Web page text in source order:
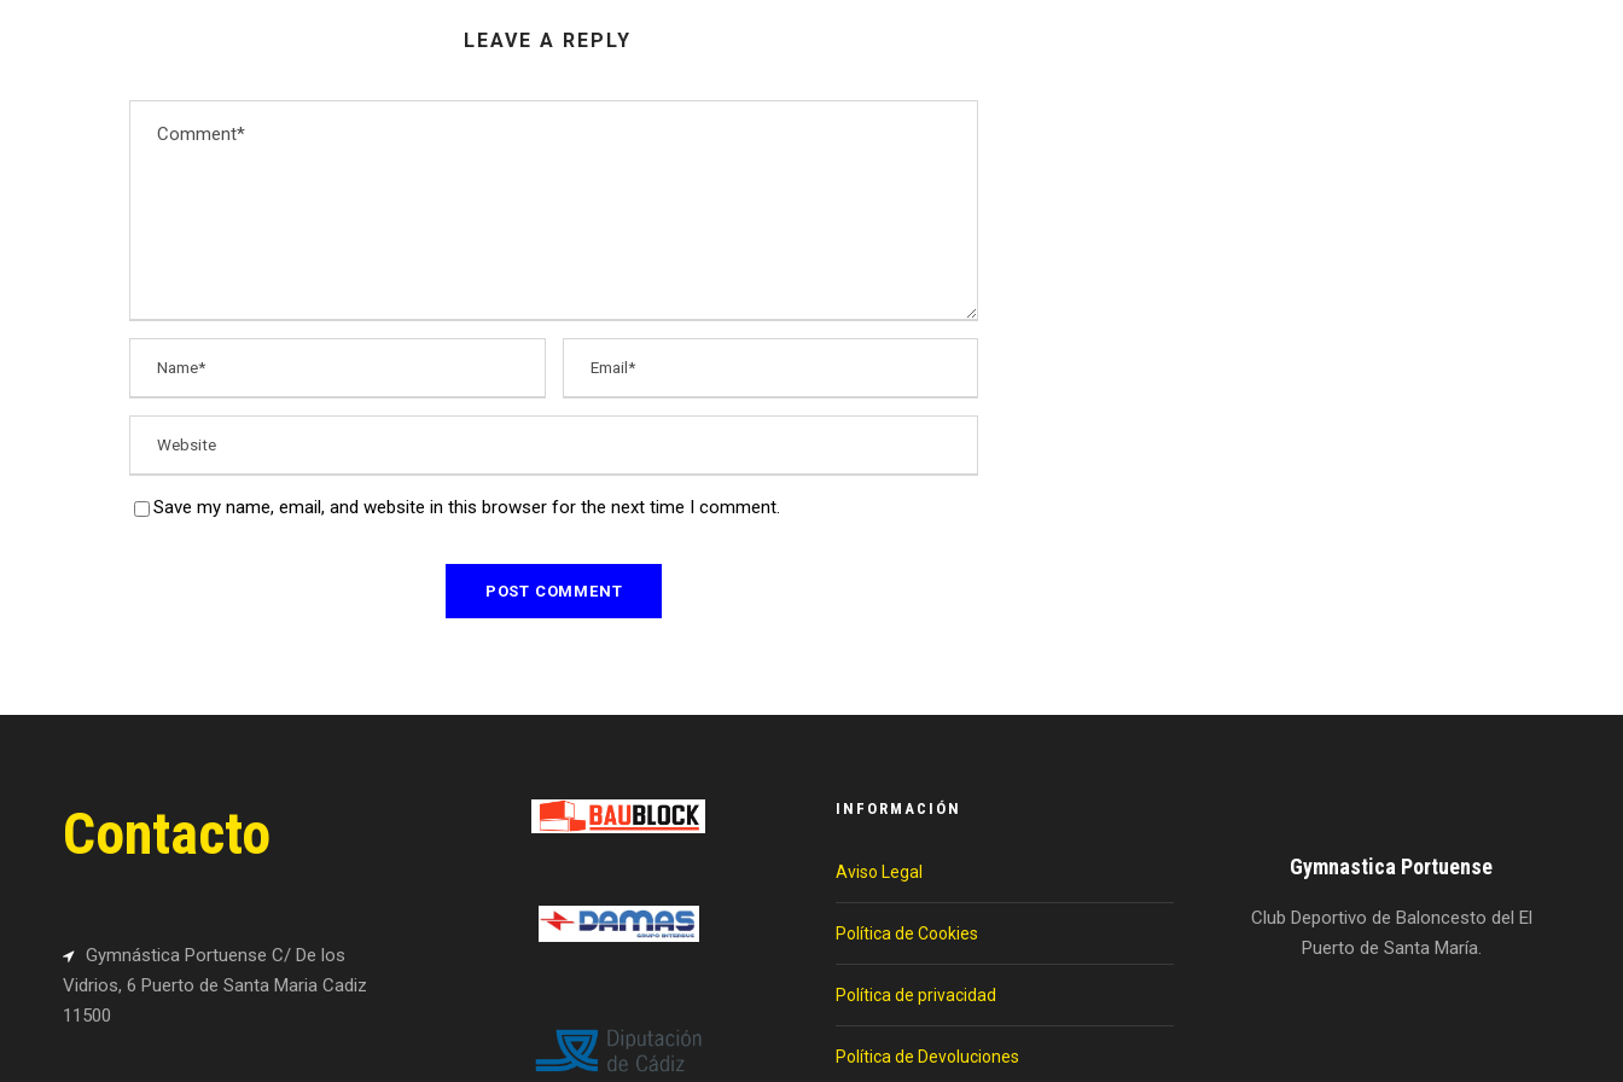
LEAVE A REPLY
Save my name, email, and website in this browser for the next time I comment.
Contacto
Gymnástica Portuense C/ De los
Vidrios, 6 Puerto de Santa Maria Cadiz
11500
INFORMACIÓN
Aviso Legal
Política de Cookies
Política de privacidad
Política de Devoluciones
Gymnastica Portuense
Club Deportivo de Baloncesto del El
Puerto de Santa María.